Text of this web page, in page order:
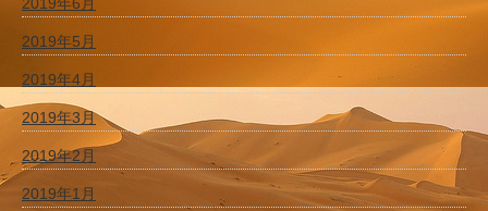
2019年6月
2019年5月
2019年4月
2019年3月
2019年2月
2019年1月